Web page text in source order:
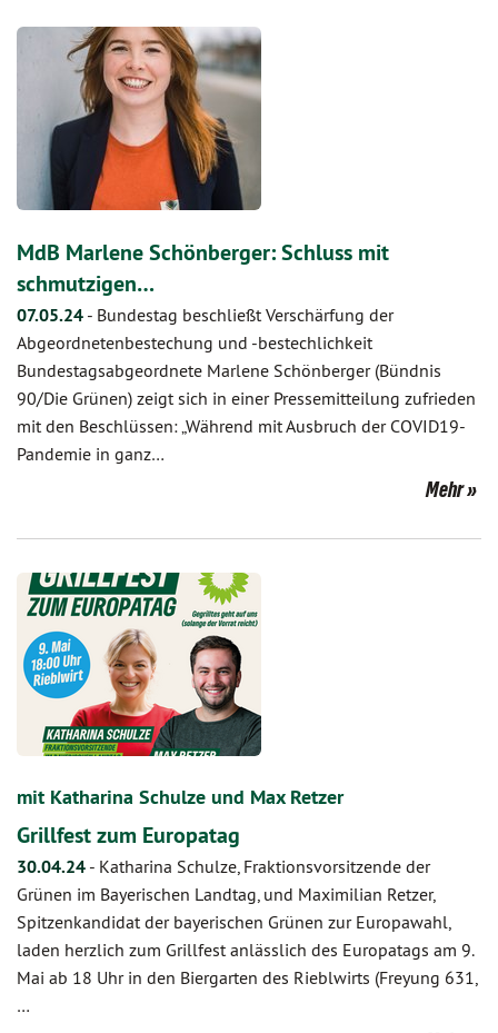
MdB Marlene Schönberger: Schluss mit
schmutzigen…
07.05.24 - Bundestag beschließt Verschärfung der
Abgeordnetenbestechung und -bestechlichkeit
Bundestagsabgeordnete Marlene Schönberger (Bündnis
90/Die Grünen) zeigt sich in einer Pressemitteilung zufrieden
mit den Beschlüssen: „Während mit Ausbruch der COVID19-
Pandemie in ganz…
Mehr
mit Katharina Schulze und Max Retzer
Grillfest zum Europatag
30.04.24 - Katharina Schulze, Fraktionsvorsitzende der
Grünen im Bayerischen Landtag, und Maximilian Retzer,
Spitzenkandidat der bayerischen Grünen zur Europawahl,
laden herzlich zum Grillfest anlässlich des Europatags am 9.
Mai ab 18 Uhr in den Biergarten des Rieblwirts (Freyung 631,
…